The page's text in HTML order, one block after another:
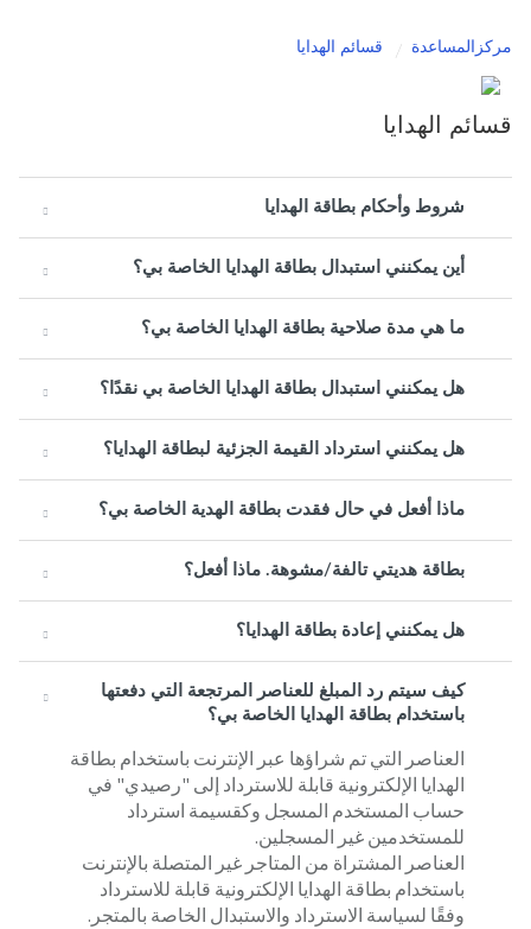
مركزالمساعدة قسائم الهدايا
قسائم الهدايا
شروط وأحكام بطاقة الهدايا
أين يمكنني استبدال بطاقة الهدايا الخاصة بي؟
ما هي مدة صلاحية بطاقة الهدايا الخاصة بي؟
هل يمكنني استبدال بطاقة الهدايا الخاصة بي نقدًا؟
هل يمكنني استرداد القيمة الجزئية لبطاقة الهدايا؟
ماذا أفعل في حال فقدت بطاقة الهدية الخاصة بي؟
بطاقة هديتي تالفة/مشوهة. ماذا أفعل؟
هل يمكنني إعادة بطاقة الهدايا؟
كيف سيتم رد المبلغ للعناصر المرتجعة التي دفعتها
باستخدام بطاقة الهدايا الخاصة بي؟
العناصر التي تم شراؤها عبر الإنترنت باستخدام بطاقة
الهدايا الإلكترونية قابلة للاسترداد إلى "رصيدي" في
حساب المستخدم المسجل وكقسيمة استرداد
للمستخدمين غير المسجلين.
العناصر المشتراة من المتاجر غير المتصلة بالإنترنت
باستخدام بطاقة الهدايا الإلكترونية قابلة للاسترداد
وفقًا لسياسة الاسترداد والاستبدال الخاصة بالمتجر.